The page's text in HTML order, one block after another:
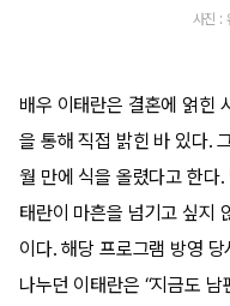
사진 :
배우 이태란은 결혼에 얽힌
을 통해 직접 밝힌 바 있다.
월 만에 식을 올렸다고 한다
태란이 마흔을 넘기고 싶지
이다. 해당 프로그램 방영
나누던 이태란은 “지금도